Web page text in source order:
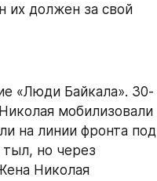
их должен за свой
«Люди Байкала». 30-
мобилизовали
на линии фронта под
но через
Николая